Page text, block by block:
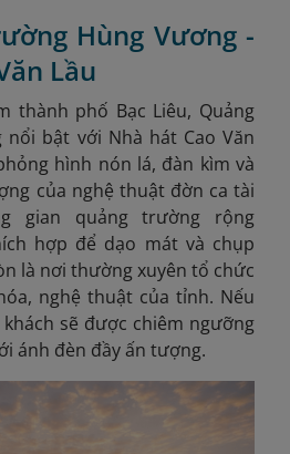
Hùng Vương -
Lầu
thành phố Bạc Liêu, Quảng
bật với Nhà hát Cao Văn
hình nón lá, đàn kìm và
của nghệ thuật đờn ca tài
gian quảng trường rộng
hợp để dạo mát và chụp
là nơi thường xuyên tổ chức
nghệ thuật của tỉnh. Nếu
sẽ được chiêm ngưỡng
ánh đèn đầy ấn tượng.